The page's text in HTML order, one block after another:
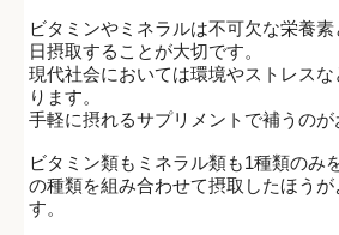
ビタミンやミネラルは不可欠な栄養
日摂取することが大切です。
現代社会においては環境やストレス
ります。
手軽に摂れるサプリメントで補うのが
ビタミン類もミネラル類も1種類のみ
の種類を組み合わせて摂取したほうが
す。